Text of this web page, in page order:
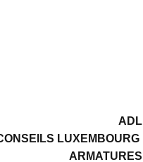
ADL
LUXEMBOURG
ARMATURES